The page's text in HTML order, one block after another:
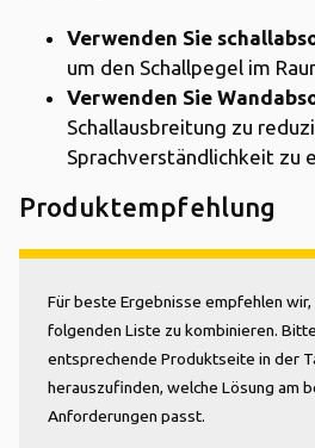
Verwenden Sie
um den Schallpegel im
Verwenden Sie
Schallausbreitung zu
Sprachverständlichkeit zu
Produktempfehlung
Für beste Ergebnisse empfehlen
folgenden Liste zu kombinieren.
entsprechende Produktseite in der
herauszufinden, welche Lösung am
Anforderungen passt.